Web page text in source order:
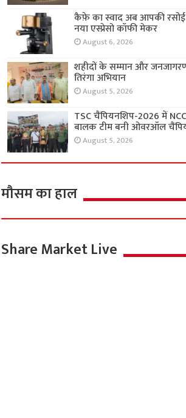
कैफ़े का स्वाद अब आपकी रसोई
नया एस्प्रेसो कॉफी मेकर
August 6, 2026
शहीदों के सम्मान और
तिरंगा अभियान
August 5, 2026
TSC चैंपियनशिप-2026 में
बालक टीम बनी ओवरऑल
August 5, 2026
मौसम का हाल
Share Market Live